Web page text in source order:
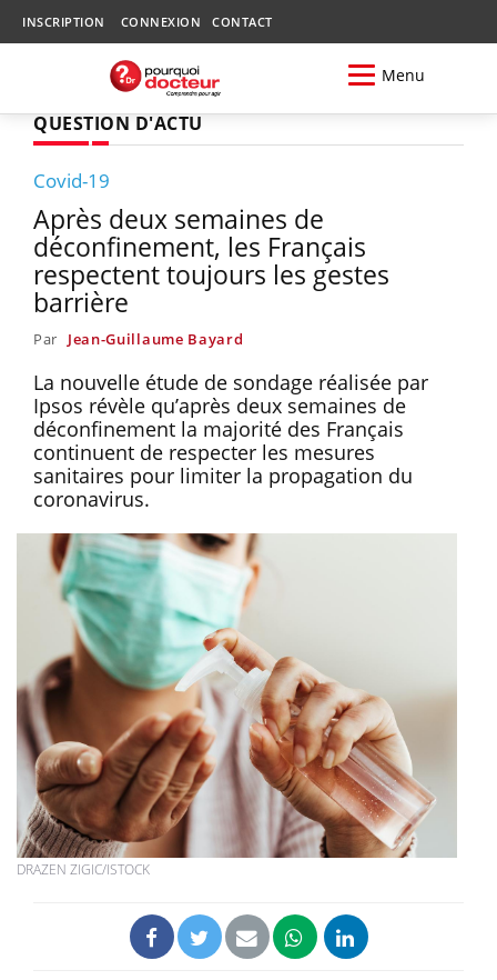
INSCRIPTION CONNEXION CONTACT
Menu
QUESTION D'ACTU
Covid-19
Après deux semaines de
déconfinement, les Français
respectent toujours les gestes
barrière
Par Jean-Guillaume Bayard
La nouvelle étude de sondage réalisée par
Ipsos révèle qu’après deux semaines de
déconfinement la majorité des Français
continuent de respecter les mesures
sanitaires pour limiter la propagation du
coronavirus.
DRAZEN ZIGIC/ISTOCK